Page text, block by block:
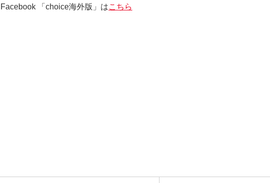
Facebook 「choice海外版」はこちら